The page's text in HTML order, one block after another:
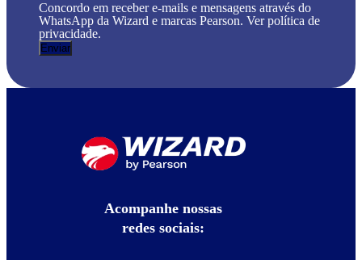
Concordo em receber e-mails e mensagens através do
WhatsApp da Wizard e marcas Pearson. Ver política de
privacidade.
Acompanhe nossas
redes sociais: